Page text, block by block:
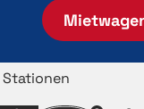
Stationen